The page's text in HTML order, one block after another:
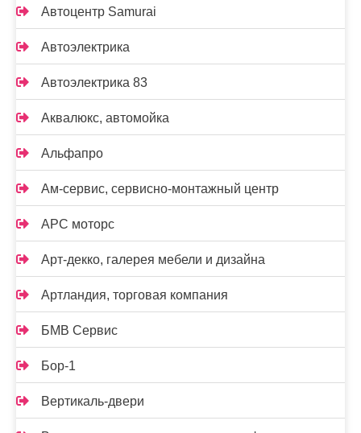
Автоцентр Samurai
Автоэлектрика
Автоэлектрика 83
Аквалюкс, автомойка
Альфапро
Ам-сервис, сервисно-монтажный центр
АРС моторс
Арт-декко, галерея мебели и дизайна
Артландия, торговая компания
БМВ Сервис
Бор-1
Вертикаль-двери